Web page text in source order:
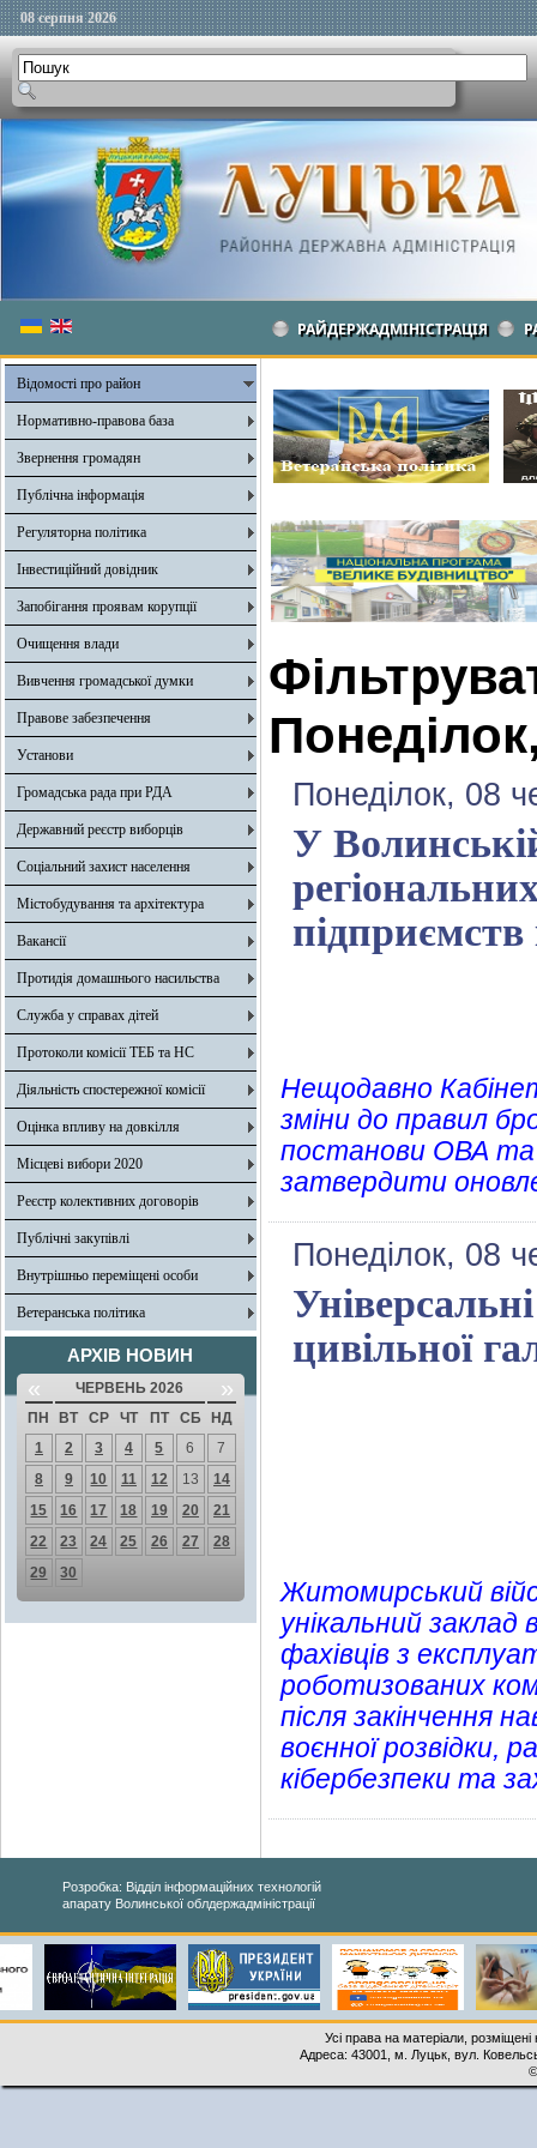
08 серпня 2026
РАЙДЕРЖАДМІНІСТРАЦІЯ
Відомості про район
Нормативно-правова база
Звернення громадян
Публічна інформація
Регуляторна політика
Інвестиційний довідник
Запобігання проявам корупції
Очищення влади
Вивчення громадської думки
Правове забезпечення
Установи
Громадська рада при РДА
Державний реєстр виборців
Соціальний захист населення
Містобудування та архітектура
Вакансії
Протидія домашнього насильства
Служба у справах дітей
Протоколи комісії ТЕБ та НС
Діяльність спостережної комісії
Оцінка впливу на довкілля
Місцеві вибори 2020
Реєстр колективних договорів
Публічні закупівлі
Внутрішньо переміщені особи
Ветеранська політика
АРХІВ НОВИН
« ЧЕРВЕНЬ 2026 »
ПН ВТ СР ЧТ ПТ СБ
НД
1
2 3 4 5 6
7
8
9 10 11 12 13
14
15
16 17 18 19 20
21
22
23 24 25 26 27
28
29
30
Понеділок, 08
У
Нещодавно
зміни до правил
постанови ОВА та
затвердити
Понеділок, 08
цивільної
Житомирський
унікальний
фахівців з
роботизованих
після закінчення
воєнної розвідки,
кібербезпеки та
Розробка: Відділ інформаційних технологій
апарату Волинської облдержадміністрації
Усі права на матеріали,
Адреса: 43001, м. Луцьк, вул.